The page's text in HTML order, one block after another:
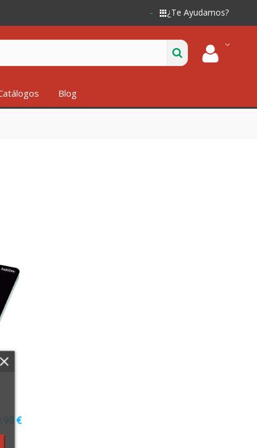
¿Te Ayudamos?
Blog
€